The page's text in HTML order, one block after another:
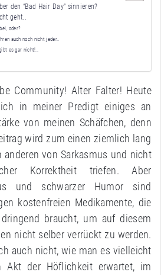
den “Bad Hair Day” sinnieren?
geht..
oder?
auch noch nicht jeder..
es gar nicht!..
Community! Alter Falter! Heute
in meiner Predigt einiges an
von meinen Schäfchen, denn
wird zum einen ziemlich lang
anderen von Sarkasmus und nicht
Korrektheit triefen. Aber
und schwarzer Humor sind
kostenfreien Medikamente, die
braucht, um auf diesem
nicht selber verrückt zu werden.
auch nicht, wie man es vielleicht
Akt der Höflichkeit erwartet, im